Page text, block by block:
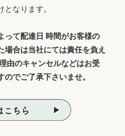
となります。
って配達日 時間がお客様の
場合は当社にては責任を負え
由のキャンセルなどはお受
のでご了承下さいませ。